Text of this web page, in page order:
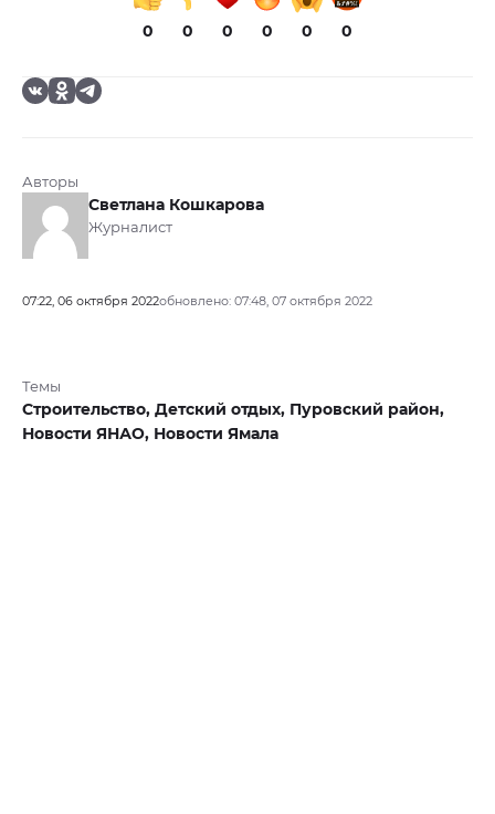
0 0 0 0 0 0
Авторы
Светлана Кошкарова
Журналист
07:22, 06 октября 2022обновлено: 07:48, 07 октября 2022
Темы
Строительство, Детский отдых, Пуровский район,
Новости ЯНАО, Новости Ямала